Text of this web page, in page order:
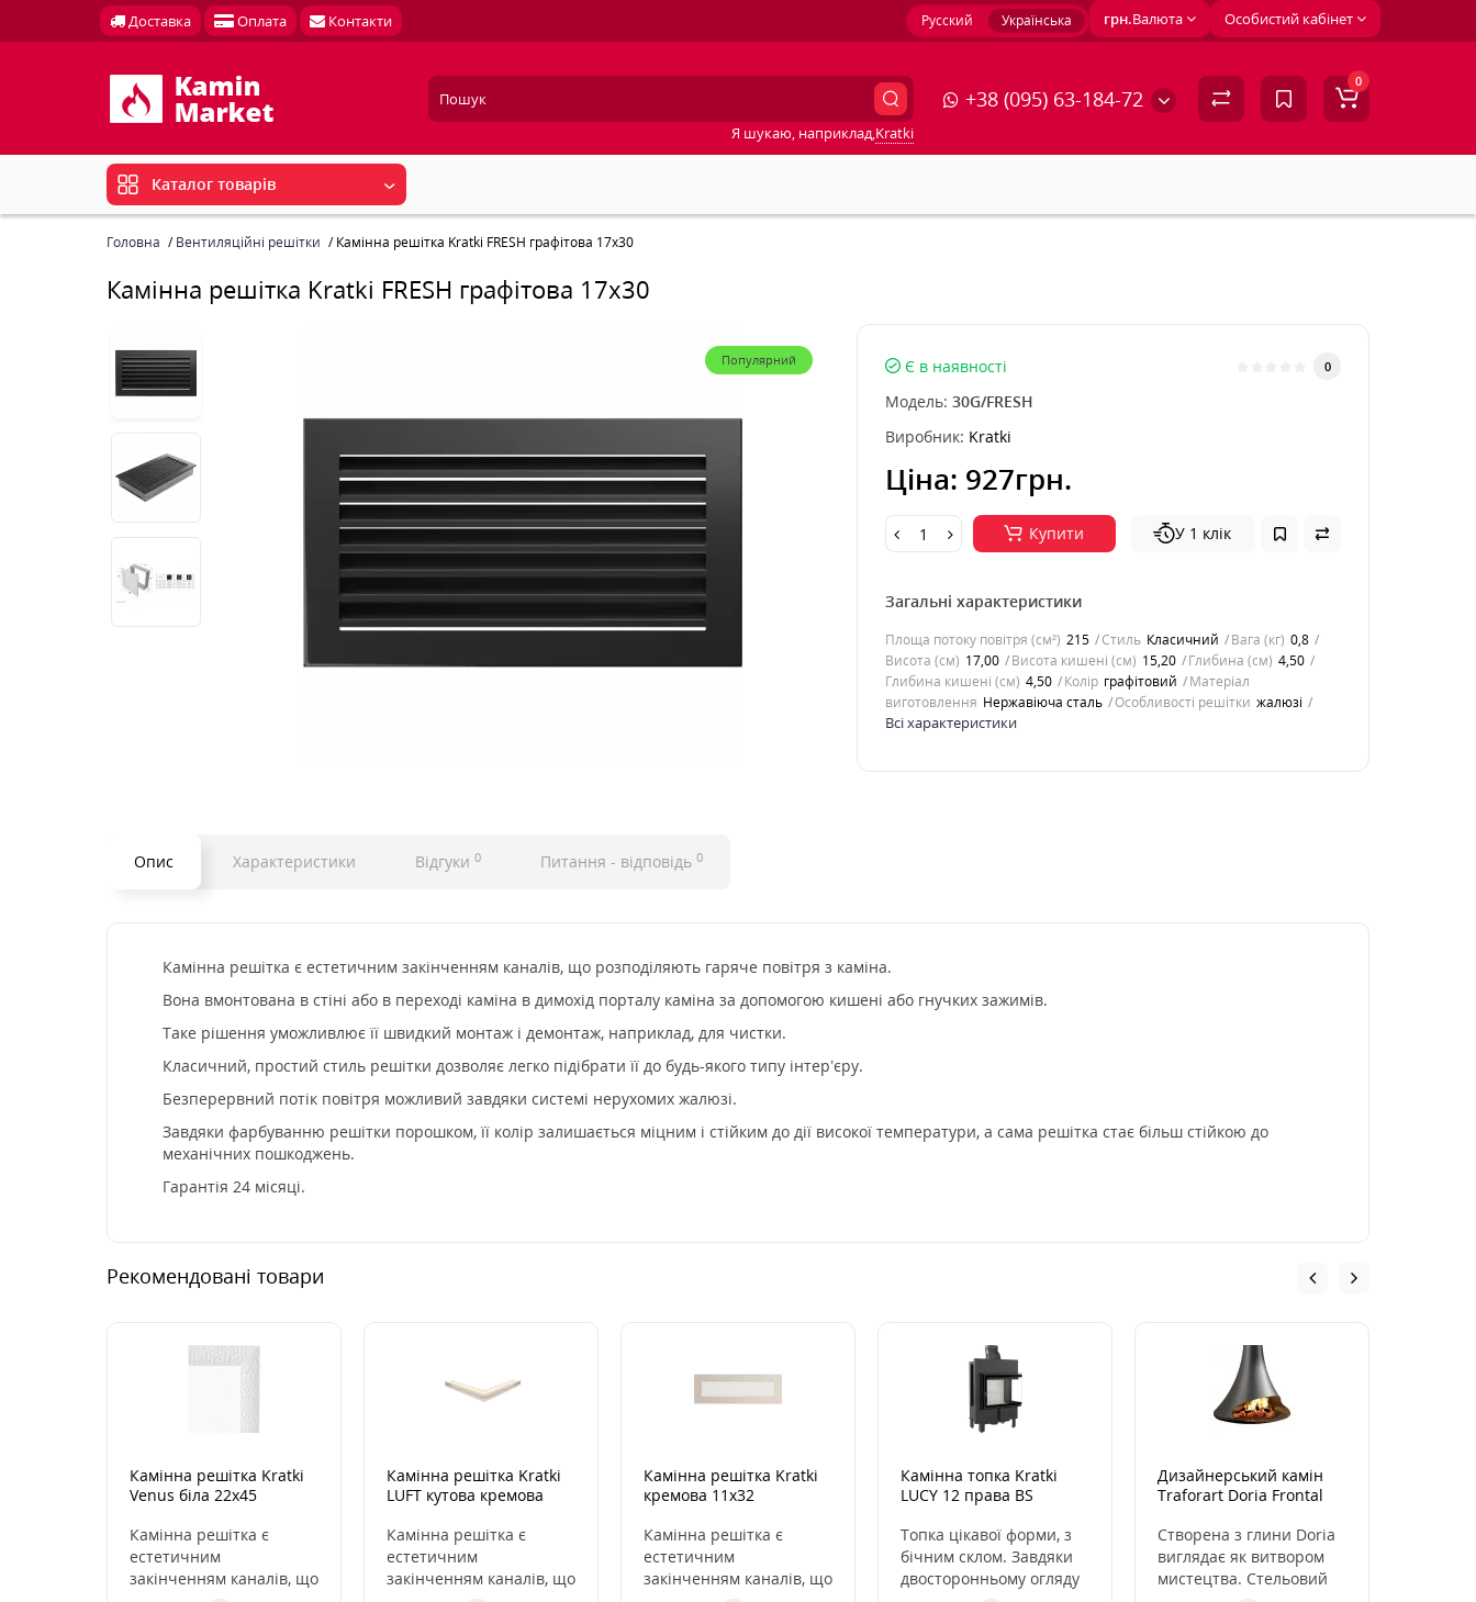
Доставка Оплата Контакти Особистий кабінет
грн.Валюта
Русский Українська
+38 (095) 63-184-72
Я шукаю, наприклад,Kratki
0
Каталог товарів
Головна Вентиляційні решітки Камінна решітка Kratki FRESH графітова 17x30
Камінна решітка Kratki FRESH графітова 17x30
Популярний Є в наявності 0
Модель: 30G/FRESH
Виробник: Kratki
Ціна: 927грн.
Купити У 1 клік
Загальні характеристики
Площа потоку повітря (см²) 215 Стиль Класичний Вага (кг) 0,8
Висота (см) 17,00 Висота кишені (см) 15,20 Глибина (см) 4,50
Глибина кишені (см) 4,50 Колір графітовий
Матеріал
виготовлення Нержавіюча сталь Особливості решітки жалюзі
Всі характеристики
Опис Характеристики Відгуки 0 Питання - відповідь 0
Камінна решітка є естетичним закінченням каналів, що розподіляють гаряче повітря з каміна.
Вона вмонтована в стіні або в переході каміна в димохід порталу каміна за допомогою кишені або гнучких зажимів.
Таке рішення уможливлює її швидкий монтаж і демонтаж, наприклад, для чистки.
Класичний, простий стиль решітки дозволяє легко підібрати її до будь-якого типу інтер’єру.
Безперервний потік повітря можливий завдяки системі нерухомих жалюзі.
Завдяки фарбуванню решітки порошком, її колір залишається міцним і стійким до дії високої температури, а сама решітка стає більш стійкою до
механічних пошкоджень.
Гарантія 24 місяці.
Рекомендовані товари
Камінна решітка Kratki
Venus біла 22x45
Камінна решітка є
естетичним
закінченням каналів, що
Камінна решітка Kratki
LUFT кутова кремова
Камінна решітка є
естетичним
закінченням каналів, що
Камінна решітка Kratki
кремова 11x32
Камінна решітка є
естетичним
закінченням каналів, що
Камінна топка Kratki
LUCY 12 права BS
Топка цікавої форми, з
бічним склом. Завдяки
двосторонньому огляду
Дизайнерський камін
Traforart Doria Frontal
Створена з глини Doria
виглядає як витвором
мистецтва. Стельовий